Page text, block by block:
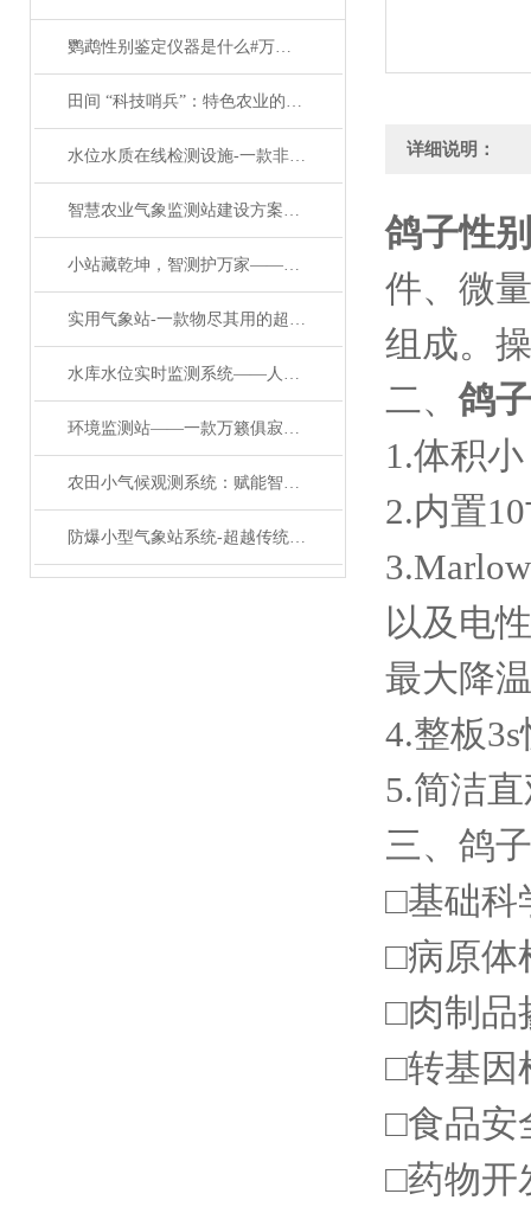
鹦鹉性别鉴定仪器是什么#万象环境新品上架
田间 “科技哨兵”：特色农业的气象护航者
水位水质在线检测设施-一款非常推荐的非煤矿水位监测系统#2023已更新
智慧农业气象监测站建设方案#沙尘侵袭
小站藏乾坤，智测护万家——一体式小型气象观测设备赋能全域气象监测
实用气象站-一款物尽其用的超声波一体式气象站系统#2024已更新
水库水位实时监测系统——人行千里路的全自动监测水位雨量站#2024已更新
环境监测站——一款万籁俱寂的九要素一体化微型气象站#2024行业标准
农田小气候观测系统：赋能智慧农业的“环境哨兵”
防爆小型气象站系统-超越传统！五参数防爆气象站开启工业气象监测新时代
详细说明：
鸽子性
件、微
组成。
二、鸽
1.体积
2.内置
以及电
最大降
4.整板
5.简洁
三、鸽
□基础科
□病原体
□肉制品
□转基因
□食品安
□药物开